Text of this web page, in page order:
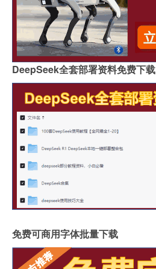
DeepSeek全套部署资料免费下载
免费可商用字体批量下载